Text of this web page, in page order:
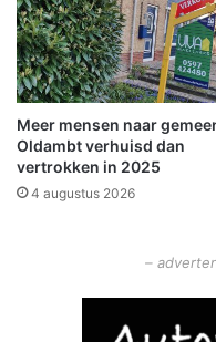
o
o
r
d
-
N
e
d
e
Meer mensen naar
Oldambt verhuisd dan
vertrokken in 2025
4 augustus 2026
–